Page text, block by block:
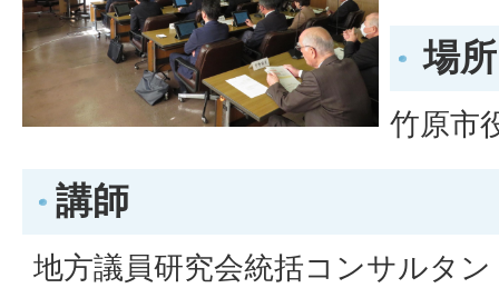
場所
竹原市
講師
地方議員研究会統括コンサルタ